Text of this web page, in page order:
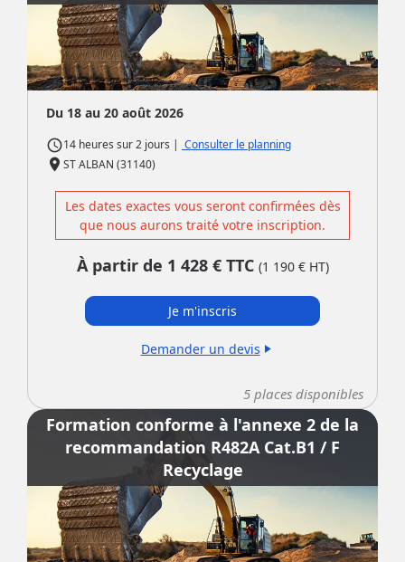
Du 18 au 20 août 2026
access_time14 heures sur2 jours | Consulter le planning
place ST ALBAN (31140)
Les dates exactes vous seront confirmées dès
que nous aurons traité votre inscription.
À partir de 1 428 € TTC (1 190 € HT)
Je m'inscris
Demander un devis play_arrow
5 places disponibles
Formation conforme à l'annexe 2 de la
recommandation R482A Cat.B1 / F
Recyclage